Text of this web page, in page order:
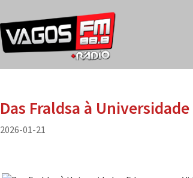
Das Fraldsa à
2026-01-21